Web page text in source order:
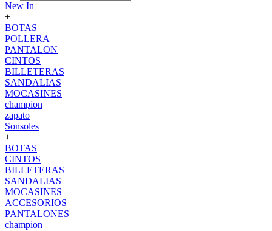
New In
+
BOTAS
POLLERA
PANTALON
CINTOS
BILLETERAS
SANDALIAS
MOCASINES
champion
zapato
Sonsoles
+
BOTAS
CINTOS
BILLETERAS
SANDALIAS
MOCASINES
ACCESORIOS
PANTALONES
champion